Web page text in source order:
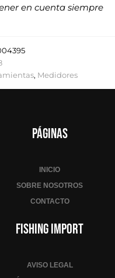
en cuenta siempre
, Medidores
Páginas
INICIO
SOBRE NOSOTROS
CONTACTO
Fishing Import
AVISO LEGAL